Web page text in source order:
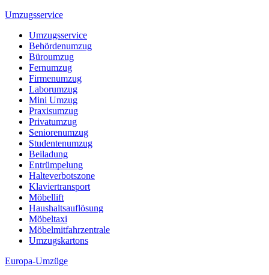
Umzugsservice
Umzugsservice
Behördenumzug
Büroumzug
Fernumzug
Firmenumzug
Laborumzug
Mini Umzug
Praxisumzug
Privatumzug
Seniorenumzug
Studentenumzug
Beiladung
Entrümpelung
Halteverbotszone
Klaviertransport
Möbellift
Haushaltsauflösung
Möbeltaxi
Möbelmitfahrzentrale
Umzugskartons
Europa-Umzüge